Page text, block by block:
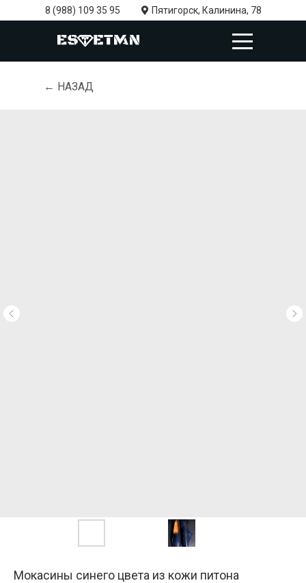
8 (988) 109 35 95 Пятигорск, Калинина, 78
← НАЗАД
Мокасины синего цвета из кожи питона